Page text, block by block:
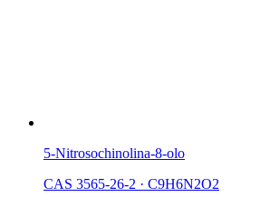
5-Nitrosochinolina-8-olo
CAS 3565-26-2 · C9H6N2O2